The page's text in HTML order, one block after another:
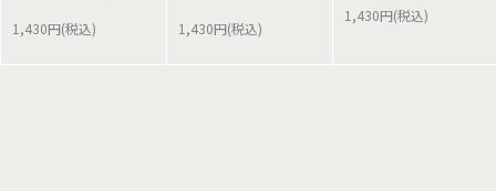
1,430円(税込) 1,430円(税込)
1,430円(税込)